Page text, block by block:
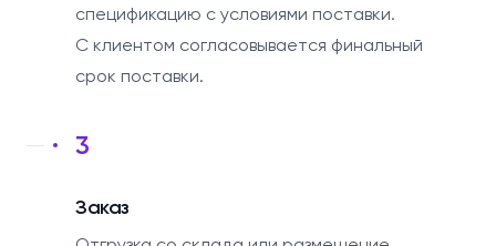
спецификацию с условиями поставки.
С клиентом согласовывается финальный
срок поставки.
3
Заказ